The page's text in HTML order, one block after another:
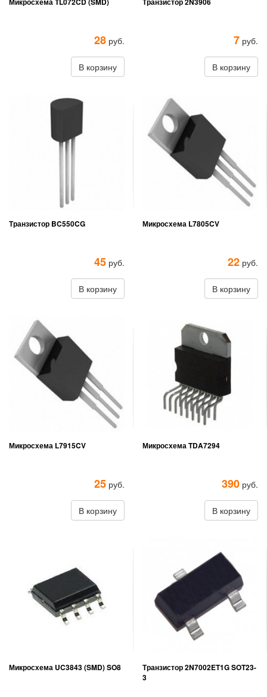
28 руб.
В корзину
7 руб.
В корзину
Транзистор BC550CG
45 руб.
В корзину
Микросхема L7805CV
22 руб.
В корзину
Микросхема L7915CV
25 руб.
В корзину
Микросхема TDA7294
390 руб.
В корзину
Микросхема UC3843 (SMD) SO8
Транзистор 2N7002ET1G SOT23-
3